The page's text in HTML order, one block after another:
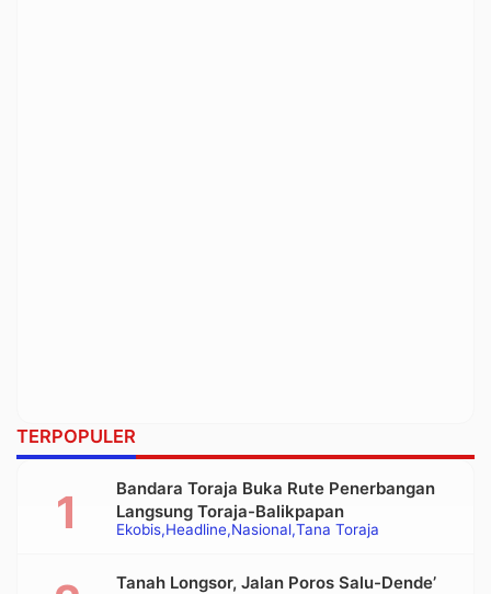
TERPOPULER
Ekobis Headline Nasional Tana Toraja
Bandara Toraja Buka Rute Penerbangan
Langsung Toraja-Balikpapan
Tanah Longsor, Jalan Poros Salu-Dende’